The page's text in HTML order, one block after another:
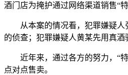
酒门店为掩护通过网络渠道销售“
从本案的情况看，犯罪嫌疑
的侦查；犯罪嫌疑人黄某先用真
近年来，通过各方的努力，“
点对点售卖。